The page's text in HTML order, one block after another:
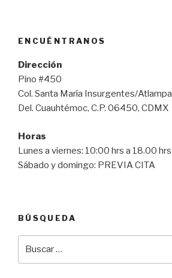
ENCUÉNTRANOS
Dirección
Pino #450
Col. Santa María Insurgentes/Atlampa
Del. Cuauhtémoc, C.P. 06450, CDMX
Horas
Lunes a viernes: 10:00 hrs a 18.00 hrs
Sábado y domingo: PREVIA CITA
BÚSQUEDA